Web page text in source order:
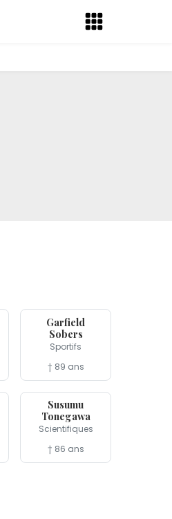
Garfield
Sobers
Sportifs
† 89 ans
11 jul
Susumu
Tonegawa
Scientifiques
† 86 ans